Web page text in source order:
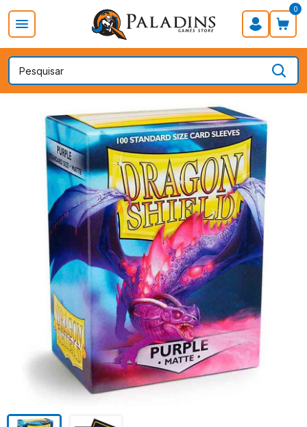
0
PROMOÇÃO DIA DOS PAIS Board Games Card Games